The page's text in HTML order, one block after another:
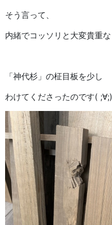
そう言って、
内緒でコッソリと大変貴重な
「神代杉」の柾目板を少し
わけてくださったのです( ;∀;)